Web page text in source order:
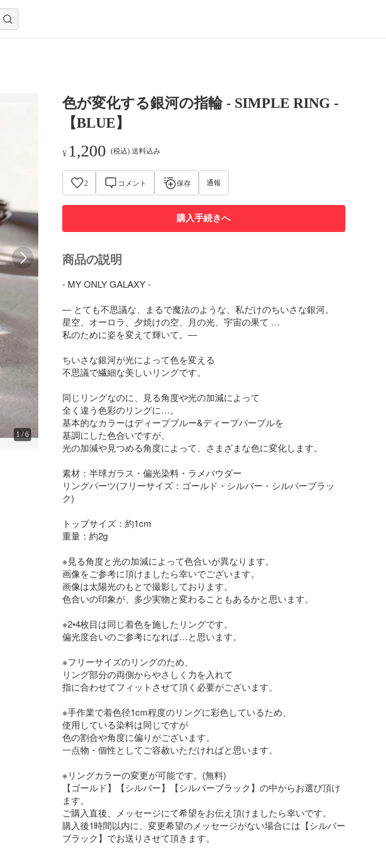
1 /6
色が変化する銀河の指輪 - SIMPLE RING -
【BLUE】
¥ 1,200 (税込) 送料込み
2 コメント 保存 通報
購入手続きへ
商品の説明
- MY ONLY GALAXY -
― とても不思議な、まるで魔法のような、私だけのちいさな銀河。
星空、オーロラ、夕焼けの空、月の光、宇宙の果て …
私のために姿を変えて輝いて。―
ちいさな銀河が光によって色を変える
不思議で繊細な美しいリングです。
同じリングなのに、見る角度や光の加減によって
全く違う色彩のリングに…。
基本的なカラーはディープブルー&ディープパープルを
基調にした色合いですが、
光の加減や見つめる角度によって、さまざまな色に変化します。
素材：半球ガラス・偏光染料・ラメパウダー
リングパーツ(フリーサイズ：ゴールド・シルバー・シルバーブラッ
ク)
トップサイズ：約1cm
重量：約2g
※見る角度と光の加減によって色合いが異なります。
画像をご参考に頂けましたら幸いでございます。
画像は太陽光のもとで撮影しております。
色合いの印象が、多少実物と変わることもあるかと思います。
※2•4枚目は同じ着色を施したリングです。
偏光度合いのご参考になれば…と思います。
※フリーサイズのリングのため、
リング部分の両側からやさしく力を入れて
指に合わせてフィットさせて頂く必要がございます。
※手作業で着色径1cm程度のリングに彩色しているため、
使用している染料は同じですが
色の割合や角度に偏りがございます。
一点物・個性としてご容赦いただければと思います。
※リングカラーの変更が可能です。(無料)
【ゴールド】【シルバー】【シルバーブラック】の中からお選び頂け
ます。
ご購入直後、メッセージにて希望をお伝え頂けましたら幸いです。
購入後1時間以内に、変更希望のメッセージがない場合には【シルバー
ブラック】でお送りさせて頂きます。